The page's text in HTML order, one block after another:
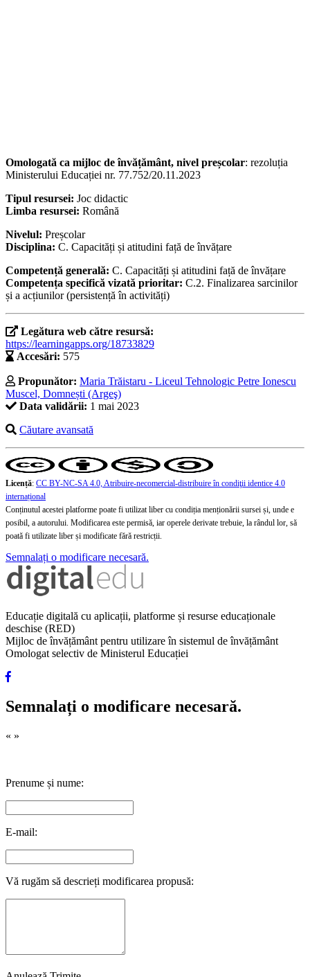
Omologată ca mijloc de învățământ, nivel preșcolar: rezoluția
Ministerului Educației nr. 77.752/20.11.2023
Tipul resursei: Joc didactic
Limba resursei: Română
Nivelul: Preșcolar
Disciplina: C. Capacități și atitudini față de învățare
Competență generală: C. Capacități și atitudini față de învățare
Competența specifică vizată prioritar: C.2. Finalizarea sarcinilor
și a acțiunilor (persistență în activități)
Legătura web către resursă:
https://learningapps.org/18733829
Accesări: 575
Propunător: Maria Trăistaru - Liceul Tehnologic Petre Ionescu
Muscel, Domnești (Argeş)
Data validării: 1 mai 2023
Căutare avansată
Licență: CC BY-NC-SA 4.0, Atribuire-necomercial-distribuire în condiţii identice 4.0
internațional
Conținutul acestei platforme poate fi utilizat liber cu condiția menționării sursei și, unde e
posibil, a autorului. Modificarea este permisă, iar operele derivate trebuie, la rândul lor, să
poată fi utilizate liber și modificate fără restricții.
Semnalați o modificare necesară.
Educație digitală cu aplicații, platforme și resurse educaționale
deschise (RED)
Mijloc de învățământ pentru utilizare în sistemul de învățământ
Omologat selectiv de Ministerul Educației
Semnalați o modificare necesară.
« »
Prenume și nume:
E-mail:
Vă rugăm să descrieți modificarea propusă: